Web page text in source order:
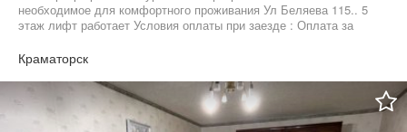
необходимое для комфортного проживания Ул Беляева 115.. 5
этаж лифт работает Условия оплаты при заезде : Оплата за
единоразово сумма месячной оплаты
Краматорск